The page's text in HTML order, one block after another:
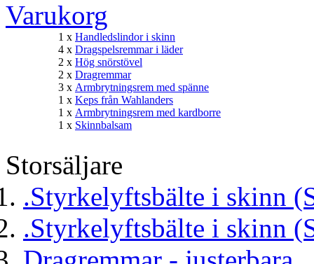
Varukorg
1 x Handledslindor i skinn
4 x Dragspelsremmar i läder
2 x Hög snörstövel
2 x Dragremmar
3 x Armbrytningsrem med spänne
1 x Keps från Wahlanders
1 x Armbrytningsrem med kardborre
1 x Skinnbalsam
Storsäljare
.Styrkelyftsbälte i skinn
.Styrkelyftsbälte i skinn